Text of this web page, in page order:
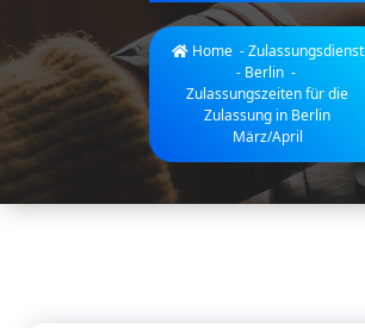
Home-Zulassungsdienst
- Berlin-
Zulassungszeiten für die
Zulassung in Berlin
März/April